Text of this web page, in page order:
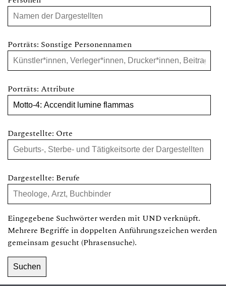
Porträts: Sonstige Personennamen
Porträts: Attribute
Dargestellte: Orte
Dargestellte: Berufe
Eingegebene Suchwörter werden mit UND verknüpft.
Mehrere Begriffe in doppelten Anführungszeichen werden
gemeinsam gesucht (Phrasensuche).